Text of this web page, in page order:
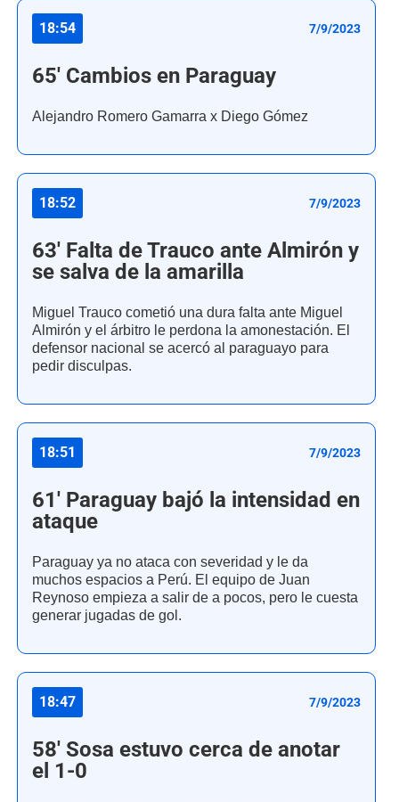
18:54 7/9/2023
65' Cambios en Paraguay
Alejandro Romero Gamarra x Diego Gómez
18:52 7/9/2023
63' Falta de Trauco ante Almirón y
se salva de la amarilla
Miguel Trauco cometió una dura falta ante Miguel
Almirón y el árbitro le perdona la amonestación. El
defensor nacional se acercó al paraguayo para
pedir disculpas.
18:51 7/9/2023
61' Paraguay bajó la intensidad en
ataque
Paraguay ya no ataca con severidad y le da
muchos espacios a Perú. El equipo de Juan
Reynoso empieza a salir de a pocos, pero le cuesta
generar jugadas de gol.
18:47 7/9/2023
58' Sosa estuvo cerca de anotar
el 1-0